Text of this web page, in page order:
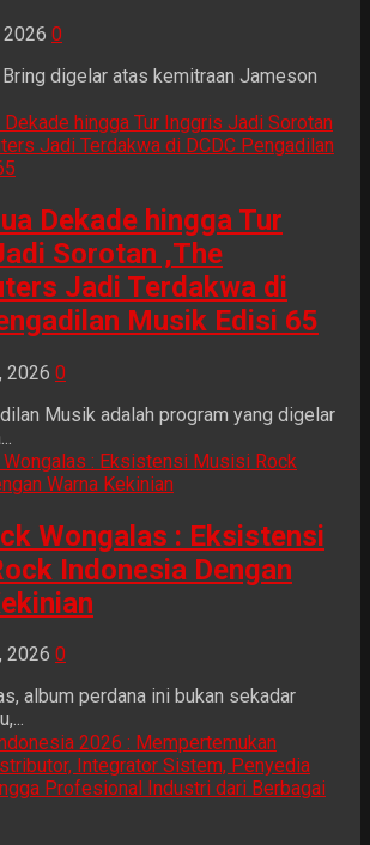
2026 0
Bring digelar atas kemitraan Jameson
Dekade hingga Tur
Sorotan ,The
Jadi Terdakwa di
Musik Edisi 65
2026 0
Musik adalah program yang digelar
Wongalas : Eksistensi
Indonesia Dengan
2026 0
album perdana ini bukan sekadar